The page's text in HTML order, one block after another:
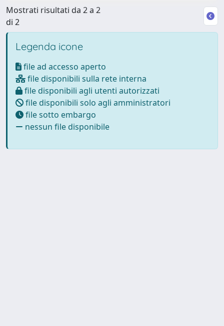
Mostrati risultati da 2 a 2
di 2
Legenda icone
file ad accesso aperto
file disponibili sulla rete interna
file disponibili agli utenti autorizzati
file disponibili solo agli amministratori
file sotto embargo
nessun file disponibile